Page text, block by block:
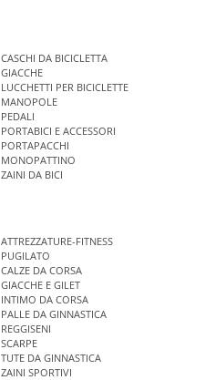
CASCHI DA BICICLETTA
GIACCHE
LUCCHETTI PER BICICLETTE
MANOPOLE
PEDALI
PORTABICI E ACCESSORI
PORTAPACCHI
MONOPATTINO
ZAINI DA BICI
ATTREZZATURE-FITNESS
PUGILATO
CALZE DA CORSA
GIACCHE E GILET
INTIMO DA CORSA
PALLE DA GINNASTICA
REGGISENI
SCARPE
TUTE DA GINNASTICA
ZAINI SPORTIVI